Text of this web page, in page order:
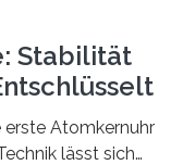
Stabilität
erste Atomkernuhr
lässt sich